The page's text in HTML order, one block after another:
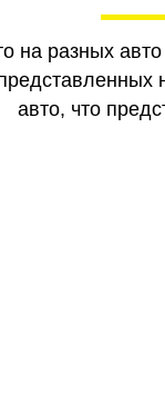
на разных
авто, что